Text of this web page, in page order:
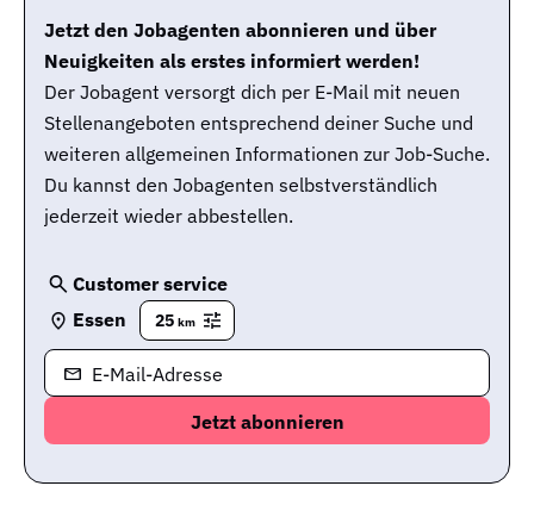
Jetzt den Jobagenten abonnieren und über
Neuigkeiten als erstes informiert werden!
Der Jobagent versorgt dich per E-Mail mit neuen
Stellenangeboten entsprechend deiner Suche und
weiteren allgemeinen Informationen zur Job-Suche.
Du kannst den Jobagenten selbstverständlich
jederzeit wieder abbestellen.
Customer service
Essen
25 km
E-Mail-Adresse